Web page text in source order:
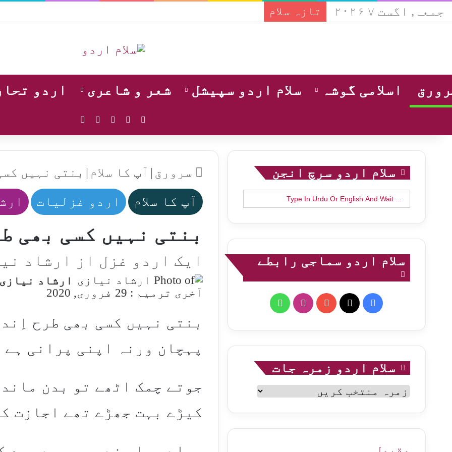
جمعہ, اگست ۷ ۲۰۲۶ تازہ سلام
اسلامی گوشہ سلام اردو سپیشل شعر و شاعری اردو
Facebook
YouTube
Instagram
سرورق | آپ کا سلام | بنتی نہیں
آپ کا سلام اردو غزلیات
بنتی نہیں کسی بھی
ایک اردو غزل از ارشاد
ارشاد نیازی
آخری ترمیم : 29 فروری, 2020
بنتی نہیں کسی بھی طرح
پہچان ورنہ اپنی پرانی ہے
جوتے چمک اٹھے تو بدن
کیڑے بہت جھڑے تھے اجازت
سلام اردو سرچ انجن
Search
for:
سلام اردو سماجی رابطے
Facebook
YouTube
Instagram
WhatsApp
سلام اردو زمرہ جات
سلام
اردو
زمرہ